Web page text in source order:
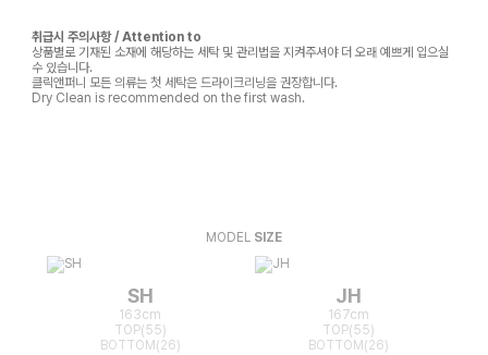
취급시 주의사항 / Attention to
상품별로 기재된 소재에 해당하는 세탁 및 관리법을 지켜주셔야 더 오래 예쁘게 입으실
수 있습니다.
클릭앤퍼니 모든 의류는 첫 세탁은 드라이크리닝을 권장합니다.
Dry Clean is recommended on the first wash.
MODEL SIZE
SH
163cm
TOP(55)
BOTTOM(26)
JH
167cm
TOP(55)
BOTTOM(26)